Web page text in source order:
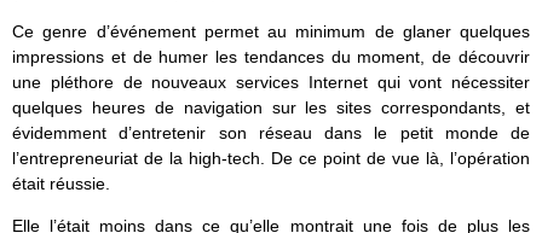
Ce genre d’événement permet au minimum de glaner quelques
impressions et de humer les tendances du moment, de découvrir
une pléthore de nouveaux services Internet qui vont nécessiter
quelques heures de navigation sur les sites correspondants, et
évidemment d’entretenir son réseau dans le petit monde de
l’entrepreneuriat de la high-tech. De ce point de vue là, l’opération
était réussie.
Elle l’était moins dans ce qu’elle montrait une fois de plus les